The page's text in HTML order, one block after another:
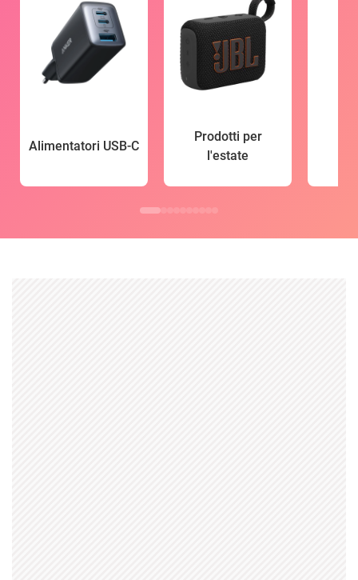
Alimentatori USB-C
Prodotti per
l'estate